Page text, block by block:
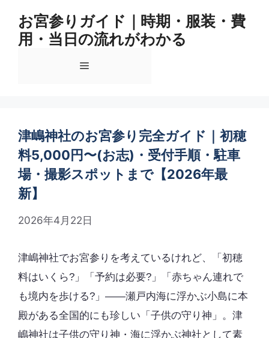
お宮参りガイド｜時期・服装・費
用・当日の流れがわかる
メ
ュ
ー
津嶋神社のお宮参り完全ガイド｜初穂
料5,000円〜(お志)・受付手順・駐車
場・撮影スポットまで【2026年最
新】
2026年4月22日
津嶋神社でお宮参りを考えているけれど、「初穂
料はいくら?」「予約は必要?」「赤ちゃん連れで
も境内を歩ける?」――瀬戸内海に浮かぶ小島に本
殿がある全国的にも珍しい「子供の守り神」。津
嶋神社は子供の守り神・海に浮かぶ神社として素